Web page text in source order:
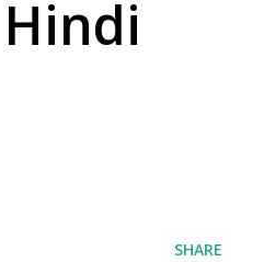
SHARE